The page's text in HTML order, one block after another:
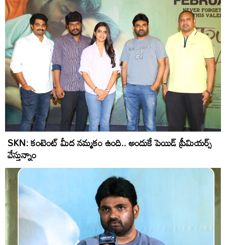
SKN: కంటెంట్ మీద నమ్మకం ఉంది.. అందుకే పెయిడ్ ప్రీమియర్స్
వేస్తున్నాం